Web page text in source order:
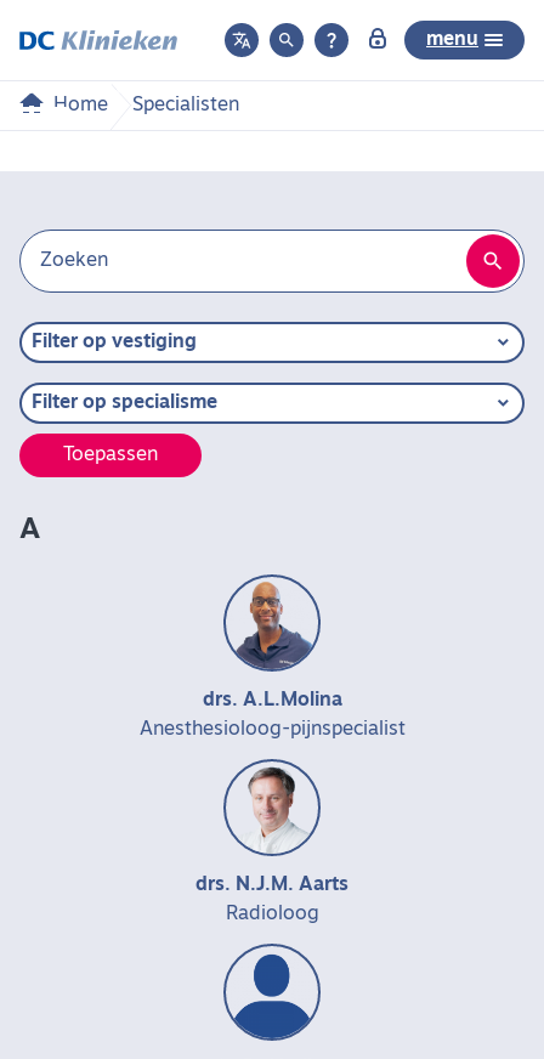
   menu
Home Specialisten
Specialisten

Filter op vestiging
Filter op specialisme
A
drs. A.L.Molina
Anesthesioloog-pijnspecialist
drs. N.J.M. Aarts
Radioloog